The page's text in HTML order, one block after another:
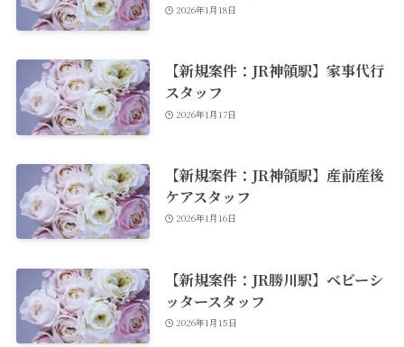
2026年1月18日
【新規案件：JR神領駅】家事代行
スタッフ
2026年1月17日
【新規案件：JR神領駅】産前産後
ケアスタッフ
2026年1月16日
【新規案件：JR勝川駅】ベビーシ
ッタースタッフ
2026年1月15日